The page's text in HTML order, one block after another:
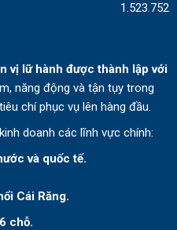
1.523.752
vị lữ hành được thành lập với
năng động và tận tụy trong
chí phục vụ lên hàng đầu.
doanh các lĩnh vực chính:
và quốc tế.
Cái Răng.
chỗ.